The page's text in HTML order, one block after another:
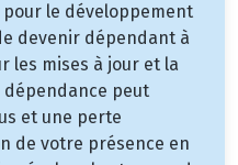
pour le développement
devenir dépendant à
les mises à jour et la
dépendance peut
et une perte
de votre présence en